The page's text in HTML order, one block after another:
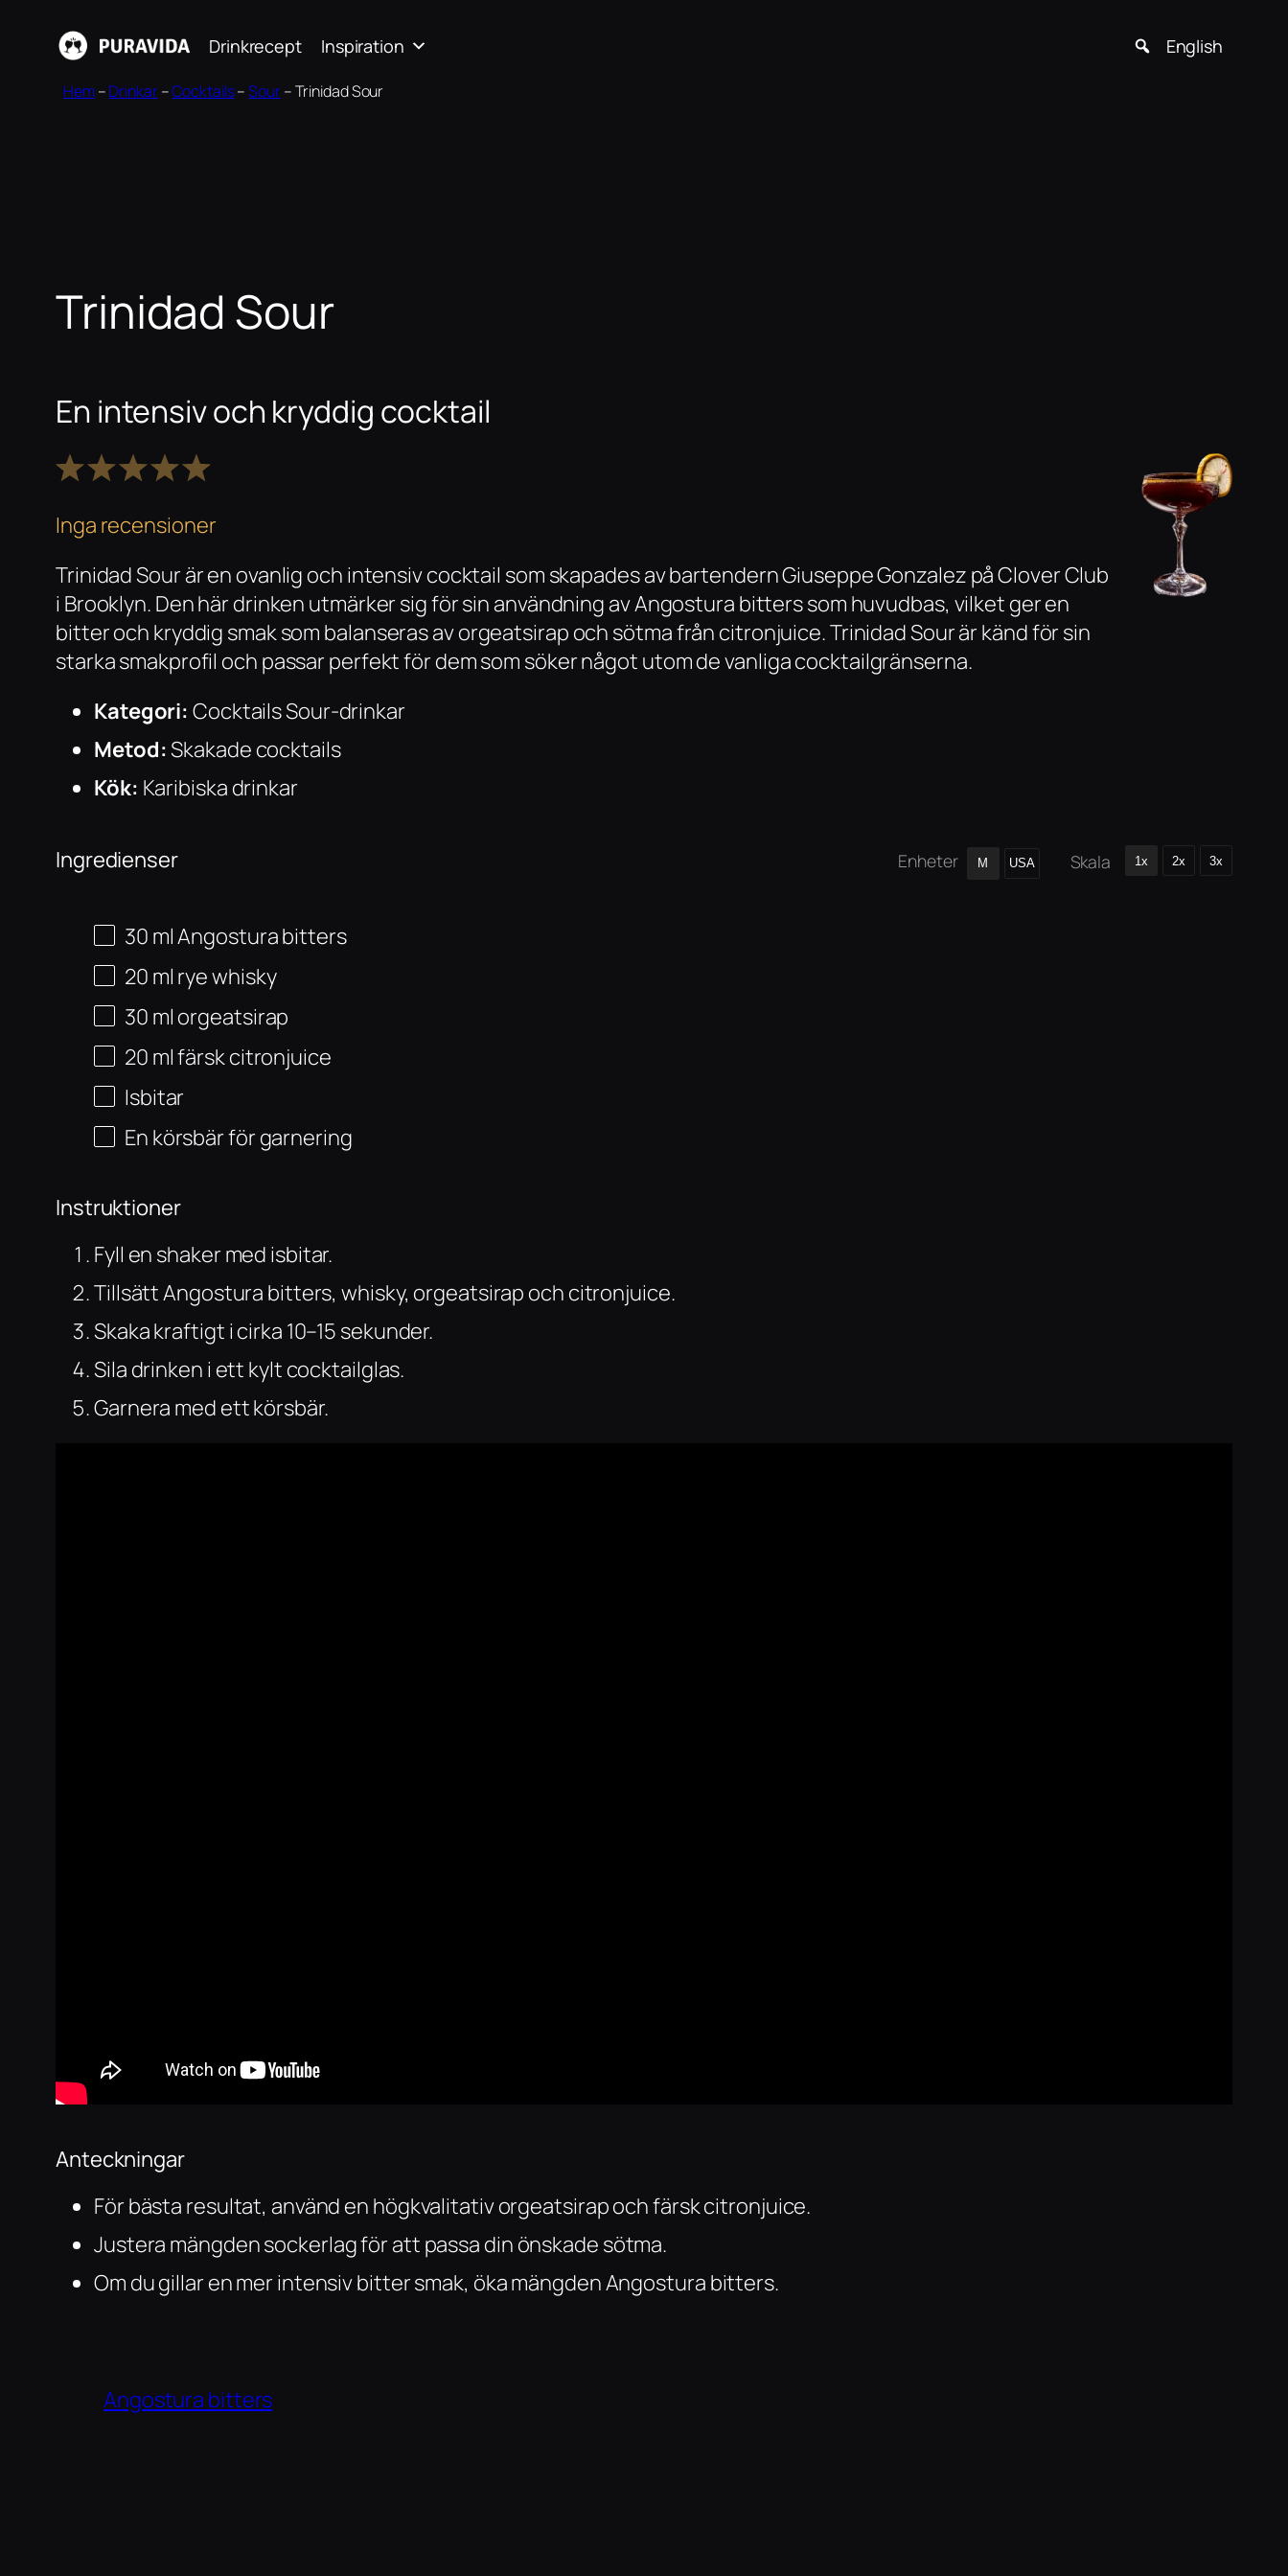
innehåll
Drinkrecept Inspiration English
Hem–Drinkar–Cocktails–Sour–Trinidad Sour
Trinidad Sour
En intensiv och kryddig cocktail
5
4
3
2
1
Inga recensioner
Trinidad Sour är en ovanlig och intensiv cocktail som skapades av bartendern Giuseppe Gonzalez på Clover Club
i Brooklyn. Den här drinken utmärker sig för sin användning av Angostura bitters som huvudbas, vilket ger en
bitter och kryddig smak som balanseras av orgeatsirap och sötma från citronjuice. Trinidad Sour är känd för sin
starka smakprofil och passar perfekt för dem som söker något utom de vanliga cocktailgränserna.
Kategori: Cocktails Sour-drinkar
Metod:Skakade cocktails
Kök: Karibiska drinkar
Ingredienser Enheter M USA Skala 1x 2x 3x
30 mlAngostura bitters
20 ml rye whisky
30 ml orgeatsirap
20 mlfärsk citronjuice
Isbitar
En körsbär för garnering
Instruktioner
Fyll en shaker med isbitar.
Tillsätt Angostura bitters, whisky, orgeatsirap och citronjuice.
Skaka kraftigt i cirka 10–15 sekunder.
Sila drinken i ett kylt cocktailglas.
Garnera med ett körsbär.
Anteckningar
För bästa resultat, använd en högkvalitativ orgeatsirap och färsk citronjuice.
Justera mängden sockerlag för att passa din önskade sötma.
Om du gillar en mer intensiv bitter smak, öka mängden Angostura bitters.
Angostura bitters